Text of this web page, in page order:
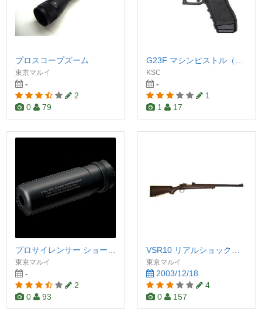
プロスコープズーム
東京マルイ
-
2
0
79
G23F マシンピストル（フレイムHWモデル）
KSC
-
1
1
17
プロサイレンサー ショートタイプ
東京マルイ
-
2
0
93
VSR10 リアルショックバージョン
東京マルイ
2003/12/18
4
0
157